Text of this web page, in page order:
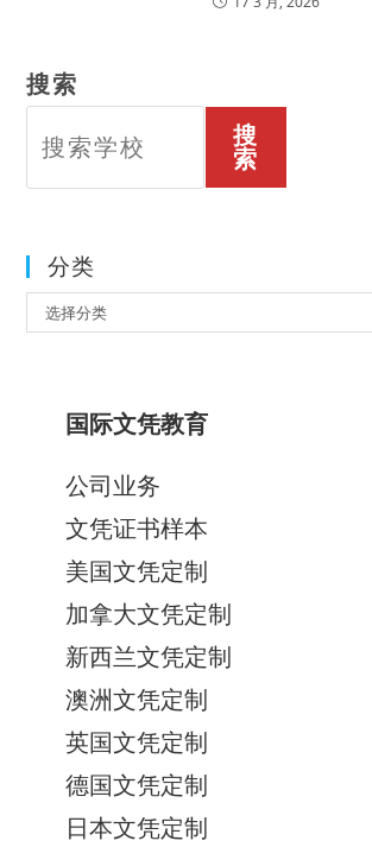
搜索
搜
索
分类
类
选择分类
国际文凭教育
公司业务
文凭证书样本
美国文凭定制
加拿大文凭定制
新西兰文凭定制
澳洲文凭定制
英国文凭定制
德国文凭定制
日本文凭定制